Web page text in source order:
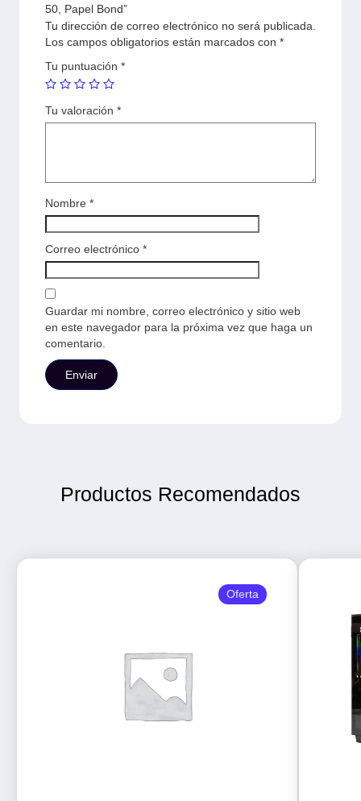
50, Papel Bond”
Tu dirección de correo electrónico no será publicada.
Los campos obligatorios están marcados con *
Tu puntuación *
Tu valoración *
Nombre *
Correo electrónico *
Guardar mi nombre, correo electrónico y sitio web
en este navegador para la próxima vez que haga un
comentario.
Productos Recomendados
Oferta